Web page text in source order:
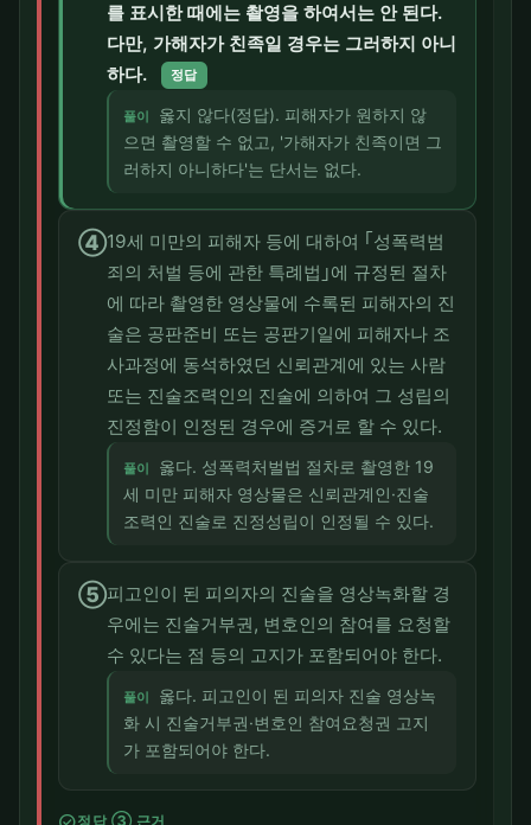
를 표시한 때에는 촬영을 하여서는 안 된다.
다만, 가해자가 친족일 경우는 그러하지 아니
하다.
정답
풀이
옳지 않다(정답). 피해자가 원하지 않
으면 촬영할 수 없고, '가해자가 친족이면 그
러하지 아니하다'는 단서는 없다.
④19세 미만의 피해자 등에 대하여 ｢성폭력범
죄의 처벌 등에 관한 특례법｣에 규정된 절차
에 따라 촬영한 영상물에 수록된 피해자의 진
술은 공판준비 또는 공판기일에 피해자나 조
사과정에 동석하였던 신뢰관계에 있는 사람
또는 진술조력인의 진술에 의하여 그 성립의
진정함이 인정된 경우에 증거로 할 수 있다.
풀이
옳다. 성폭력처벌법 절차로 촬영한 19
세 미만 피해자 영상물은 신뢰관계인·진술
조력인 진술로 진정성립이 인정될 수 있다.
⑤피고인이 된 피의자의 진술을 영상녹화할 경
우에는 진술거부권, 변호인의 참여를 요청할
수 있다는 점 등의 고지가 포함되어야 한다.
풀이
옳다. 피고인이 된 피의자 진술 영상녹
화 시 진술거부권·변호인 참여요청권 고지
가 포함되어야 한다.
정답 ③ 근거